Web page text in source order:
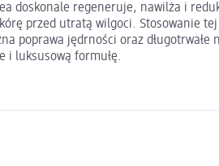
doskonale regeneruje, nawilża i
przed utratą wilgoci. Stosowanie
poprawa jędrności oraz
i luksusową formułę.